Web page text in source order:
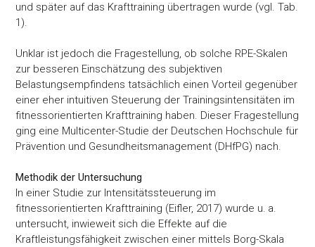
und später auf das Krafttraining übertragen wurde (vgl. Tab.
1).
Unklar ist jedoch die Fragestellung, ob solche RPE-Skalen
zur besseren Einschätzung des subjektiven
Belastungsempfindens tatsächlich einen Vorteil gegenüber
einer eher intuitiven Steuerung der Trainingsintensitäten im
fitnessorientierten Krafttraining haben. Dieser Fragestellung
ging eine Multicenter-Studie der Deutschen Hochschule für
Prävention und Gesundheitsmanagement (DHfPG) nach.
Methodik der Untersuchung
In einer Studie zur Intensitätssteuerung im
fitnessorientierten Krafttraining (Eifler, 2017) wurde u. a.
untersucht, inwieweit sich die Effekte auf die
Kraftleistungsfähigkeit zwischen einer mittels Borg-Skala